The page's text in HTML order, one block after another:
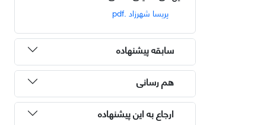
پریسا شهرزاد .pdf
سابقه پیشنهاده
هم رسانی
ارجاع به این پیشنهاده